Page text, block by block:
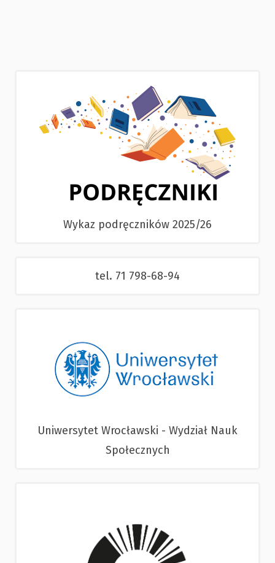
Wykaz podręczników 2025/26
tel. 71 798-68-94
Uniwersytet Wrocławski - Wydział Nauk
Społecznych